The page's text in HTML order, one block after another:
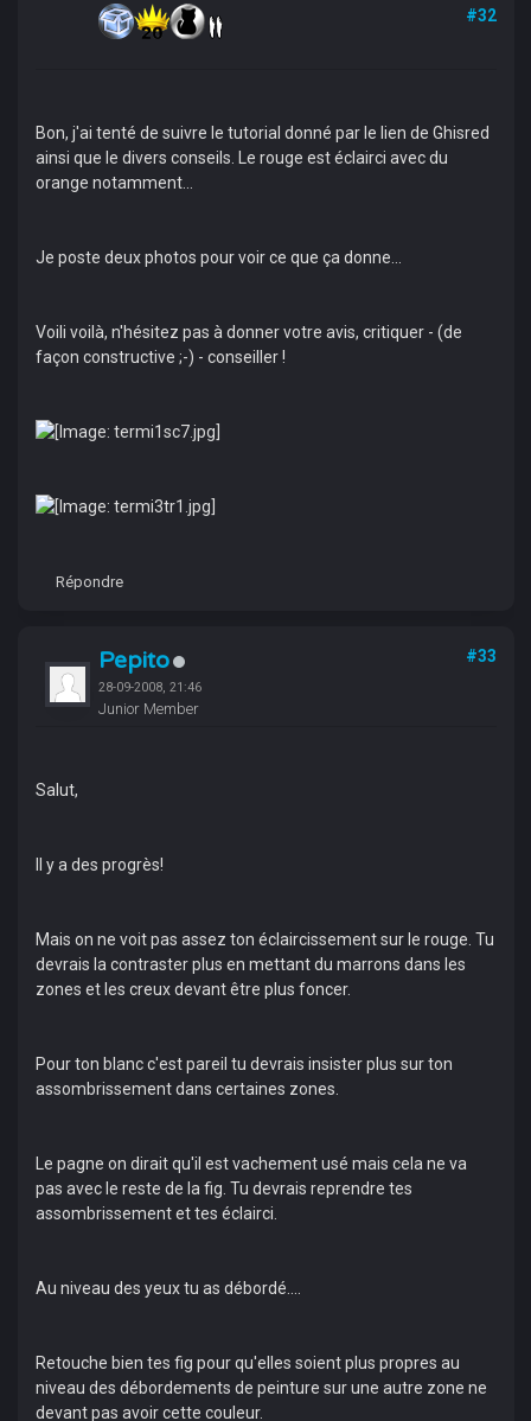
#32
Bon, j'ai tenté de suivre le tutorial donné par le lien de Ghisred
ainsi que le divers conseils. Le rouge est éclairci avec du
orange notamment...
Je poste deux photos pour voir ce que ça donne...
Voili voilà, n'hésitez pas à donner votre avis, critiquer - (de
façon constructive ;-) - conseiller !
Répondre
Pepito
28-09-2008, 21:46
Junior Member
#33
Salut,
Il y a des progrès!
Mais on ne voit pas assez ton éclaircissement sur le rouge. Tu
devrais la contraster plus en mettant du marrons dans les
zones et les creux devant être plus foncer.
Pour ton blanc c'est pareil tu devrais insister plus sur ton
assombrissement dans certaines zones.
Le pagne on dirait qu'il est vachement usé mais cela ne va
pas avec le reste de la fig. Tu devrais reprendre tes
assombrissement et tes éclairci.
Au niveau des yeux tu as débordé....
Retouche bien tes fig pour qu'elles soient plus propres au
niveau des débordements de peinture sur une autre zone ne
devant pas avoir cette couleur.